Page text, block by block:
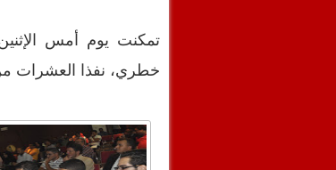
خطري، نفذا العشرات